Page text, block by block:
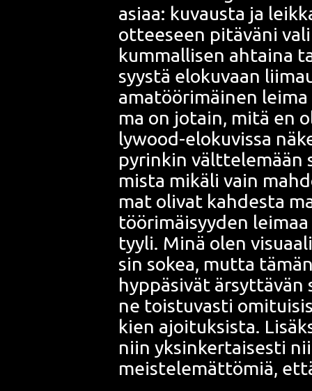
asi­aa: kuvaus­ta ja
ottee­seen pitä­vä­ni
kum­mal­li­sen ahtai­na
syys­tä elo­ku­vaan
ama­töö­ri­mäi­nen
ma on jotain, mitä en
lywood-elo­ku­vis­sa
pyrin­kin
mis­ta mikä­li vain
mat oli­vat kah­des­ta
töö­ri­mäi­syy­den
tyy­li. Minä olen
sin sokea, mut­ta
hyp­pä­si­vät ärsyt­tä­vän
ne tois­tu­vas­ti
kien ajoi­tuk­sis­ta.
niin yksin­ker­tai­ses­ti
meis­te­le­mät­tö­miä,